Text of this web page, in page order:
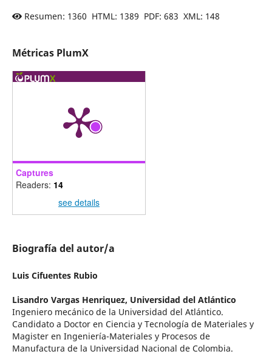
Resumen: 1360 HTML: 1389 PDF: 683 XML: 148
Métricas PlumX
Captures
Readers: 14
see details
Biografía del autor/a
Luis Cifuentes Rubio
Lisandro Vargas Henriquez, Universidad del Atlántico
Ingeniero mecánico de la Universidad del Atlántico.
Candidato a Doctor en Ciencia y Tecnología de Materiales y
Magister en Ingeniería-Materiales y Procesos de
Manufactura de la Universidad Nacional de Colombia.